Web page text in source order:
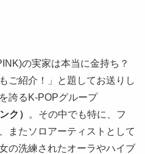
の実家は本当に金持ち？
ご紹介！」と題してお送りし
誇るK-POPグループ
ク）
。その中でも特に、フ
またソロアーティストとして
の洗練されたオーラやハイブ